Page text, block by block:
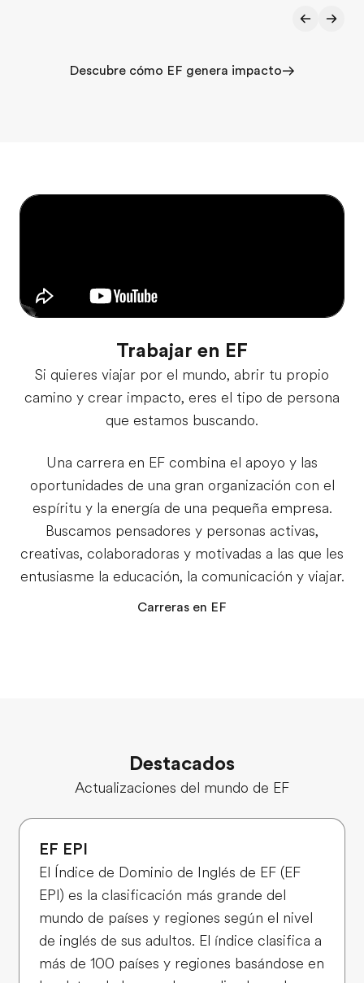
Descubre cómo EF genera impacto
Trabajar en EF
Si quieres viajar por el mundo, abrir tu propio
camino y crear impacto, eres el tipo de persona
que estamos buscando.
Una carrera en EF combina el apoyo y las
oportunidades de una gran organización con el
espíritu y la energía de una pequeña empresa.
Buscamos pensadores y personas activas,
creativas, colaboradoras y motivadas a las que les
entusiasme la educación, la comunicación y viajar.
Carreras en EF
Destacados
Actualizaciones del mundo de EF
EF EPI
El Índice de Dominio de Inglés de EF (EF
EPI) es la clasificación más grande del
mundo de países y regiones según el nivel
de inglés de sus adultos. El índice clasifica a
más de 100 países y regiones basándose en